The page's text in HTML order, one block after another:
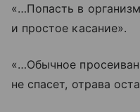
«…Попасть в
и простое касание».
«…Обычное
не спасет, отрава